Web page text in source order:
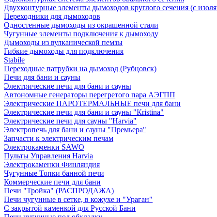
Двухконтурные элементы дымоходов круглого сечения (с
Переходники для дымоходов
Одностенные дымоходы из окрашенной стали
Чугунные элементы подключения к дымоходу
Дымоходы из вулканической пемзы
Гибкие дымоходы для подключения
Stabile
Переходные патрубки на дымоход (Рубцовск)
Печи для бани и сауны
Электрические печи для бани и сауны
Автономные генераторы перегретого пара АЭГПП
Электрические ПАРОТЕРМАЛЬНЫЕ печи для бани
Электрические печи для бани и сауны "Кristina"
Электрические печи для сауны "Harvia"
Электропечь для бани и сауны "Премьера"
Запчасти к электрическим печам
Электрокаменки SAWO
Пульты Управления Harvia
Электрокаменки Финляндия
Чугунные Топки банной печи
Коммерческие печи для бани
Печи "Тройка" (РАСПРОДАЖА)
Печи чугунные в сетке, в кожухе и "Ураган"
С закрытой каменкой для Русской Бани